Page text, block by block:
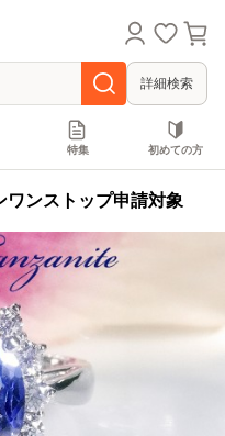
詳細検索
特集 初めての方
ワンストップ申請対象